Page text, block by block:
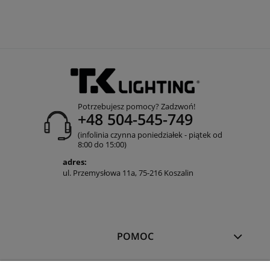
Potrzebujesz pomocy? Zadzwoń!
+48 504-545-749
(infolinia czynna poniedziałek - piątek od
8:00 do 15:00)
adres:
ul. Przemysłowa 11a, 75-216 Koszalin
POMOC